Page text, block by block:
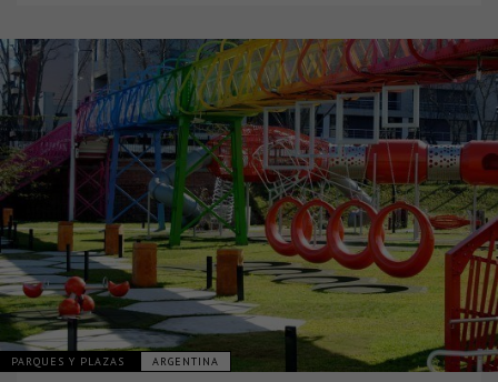
PARQUES Y PLAZAS ARGENTINA